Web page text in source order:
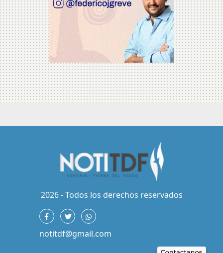
2026 - Todos los derechos reservados
notitdf@gmail.com